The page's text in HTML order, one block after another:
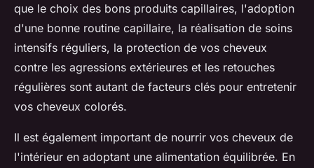
que le choix des bons produits capillaires, l'adoption
d'une bonne routine capillaire, la réalisation de soins
intensifs réguliers, la protection de vos cheveux
contre les agressions extérieures et les retouches
régulières sont autant de facteurs clés pour entretenir
vos cheveux colorés.
Il est également important de nourrir vos cheveux de
l'intérieur en adoptant une alimentation équilibrée. En